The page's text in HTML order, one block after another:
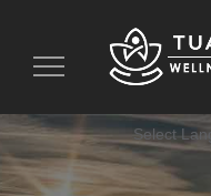
Toggle
navigation
Select